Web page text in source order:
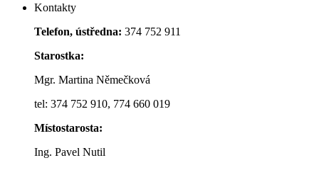
Kontakty
Telefon, ústředna: 374 752 911
Starostka:
Mgr. Martina Němečková
tel: 374 752 910, 774 660 019
Místostarosta:
Ing. Pavel Nutil